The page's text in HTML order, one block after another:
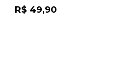
R$ 49,90